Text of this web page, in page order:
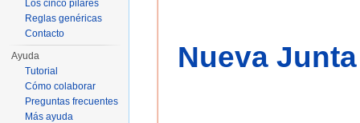
Nueva
Los cinco pilares
Reglas genéricas
Contacto
Ayuda
Tutorial
Cómo colaborar
Preguntas frecuentes
Más ayuda